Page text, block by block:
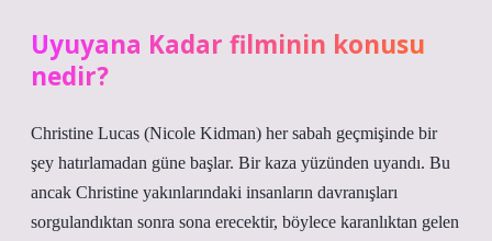
Uyuyana Kadar filminin konusu
nedir?
Christine Lucas (Nicole Kidman) her sabah geçmişinde bir
şey hatırlamadan güne başlar. Bir kaza yüzünden uyandı. Bu
ancak Christine yakınlarındaki insanların davranışları
sorgulandıktan sonra sona erecektir, böylece karanlıktan gelen